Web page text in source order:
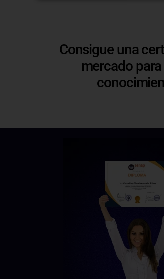
Consigue una
mercado para